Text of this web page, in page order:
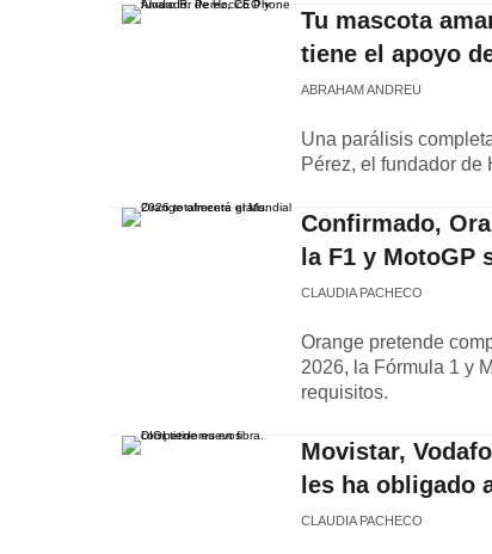
Tu mascota
tiene el apoyo
ABRAHAM ANDREU
Una parálisis
Pérez, el fundador de
Confirmado,
la F1 y
CLAUDIA PACHECO
Orange pretende
2026, la Fórmula 1 y
requisitos.
Movistar,
les ha obligado
CLAUDIA PACHECO